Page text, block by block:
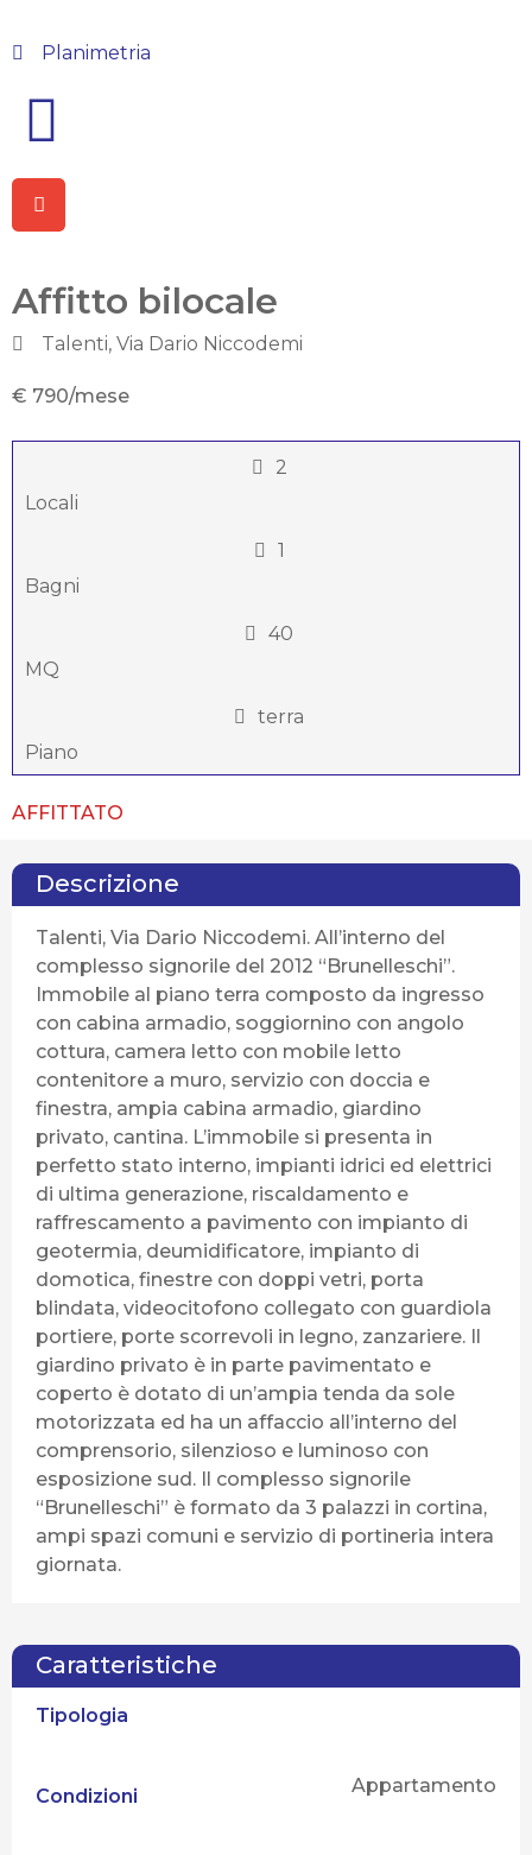
Planimetria
Affitto bilocale
Talenti, Via Dario Niccodemi
€ 790/mese
2
Locali
1
Bagni
40
MQ
terra
Piano
AFFITTATO
Descrizione
Talenti, Via Dario Niccodemi. All’interno del
complesso signorile del 2012 “Brunelleschi”.
Immobile al piano terra composto da ingresso
con cabina armadio, soggiornino con angolo
cottura, camera letto con mobile letto
contenitore a muro, servizio con doccia e
finestra, ampia cabina armadio, giardino
privato, cantina. L’immobile si presenta in
perfetto stato interno, impianti idrici ed elettrici
di ultima generazione, riscaldamento e
raffrescamento a pavimento con impianto di
geotermia, deumidificatore, impianto di
domotica, finestre con doppi vetri, porta
blindata, videocitofono collegato con guardiola
portiere, porte scorrevoli in legno, zanzariere. Il
giardino privato è in parte pavimentato e
coperto è dotato di un’ampia tenda da sole
motorizzata ed ha un affaccio all’interno del
comprensorio, silenzioso e luminoso con
esposizione sud. Il complesso signorile
“Brunelleschi” è formato da 3 palazzi in cortina,
ampi spazi comuni e servizio di portineria intera
giornata.
Caratteristiche
Tipologia
Appartamento
Condizioni